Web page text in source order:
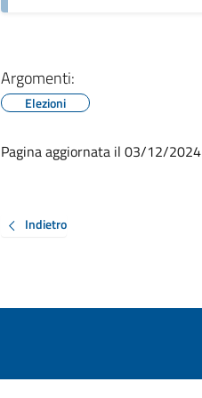
Argomenti:
Elezioni
Pagina aggiornata il 03/12/2024
Indietro